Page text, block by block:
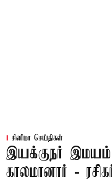
சினிமா செய்திகள்
இயக்குநர் இமயம்
காலமானார் -